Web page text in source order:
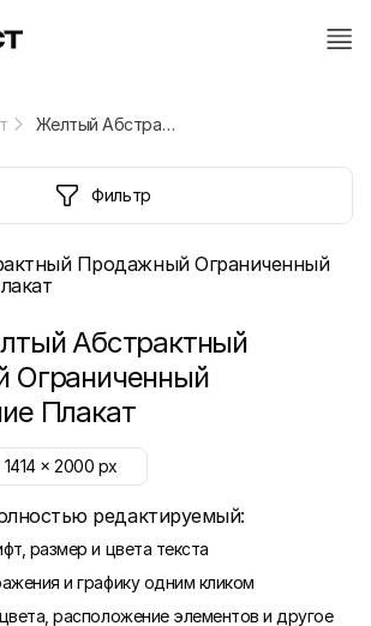
Желтый Абстрактный Продажный Ограниченный Предложение Плакат
Фильтр
Абстрактный
Ограниченный
Плакат
1414 x2000 px
редактируемый:
размер и цвета текста
и графику одним кликом
расположение элементов и другое